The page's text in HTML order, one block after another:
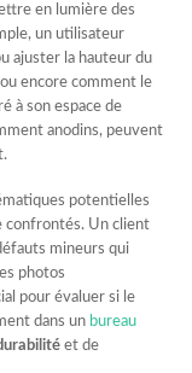
en lumière des
un utilisateur
ajuster la hauteur du
encore comment le
à son espace de
anodins, peuvent
potentielles
confrontés. Un client
mineurs qui
photos
pour évaluer si le
dans un bureau
et de